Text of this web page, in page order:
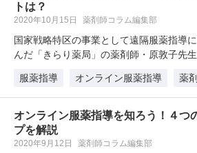
トは？
2020年10月15日 薬剤師コラム編集部
国家戦略特区の事業として遠隔服薬指導
んだ「きらり薬局」の薬剤師・原敦子先生
服薬指導
オンライン服薬指導 薬
オンライン服薬指導を知ろう！４つ
プを解説
2020年9月12日 薬剤師コラム編集部